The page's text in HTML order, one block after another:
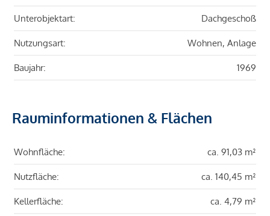
Unterobjektart: Dachgeschoß
Nutzungsart: Wohnen, Anlage
Baujahr: 1969
Rauminformationen & Flächen
Wohnfläche: ca. 91,03 m²
Nutzfläche: ca. 140,45 m²
Kellerfläche: ca. 4,79 m²